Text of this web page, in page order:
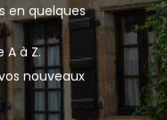
en quelques
A à Z.
nouveaux